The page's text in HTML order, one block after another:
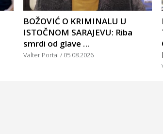
BOŽOVIĆ O KRIMINALU U
ISTOČNOM SARAJEVU: Riba
smrdi od glave …
Valter Portal 05.08.2026